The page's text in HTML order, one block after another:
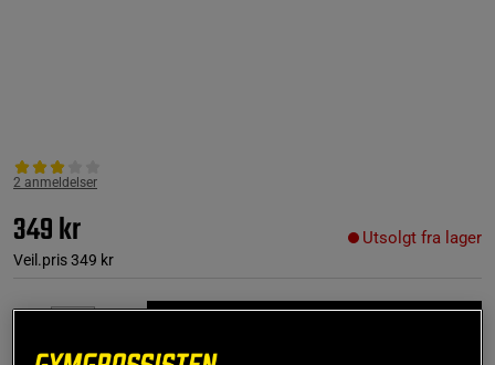
2 anmeldelser
349 kr
Veil.pris349 kr
Utsolgt fra lager